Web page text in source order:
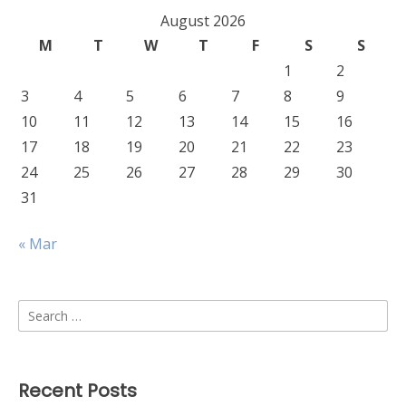
August 2026
M
T W T F S
S
1
2
3
4 5 6 7 8
9
10
11 12 13 14 15
16
17
18 19 20 21 22
23
24
25 26 27 28 29
30
31
« Mar
Search
for:
Recent Posts